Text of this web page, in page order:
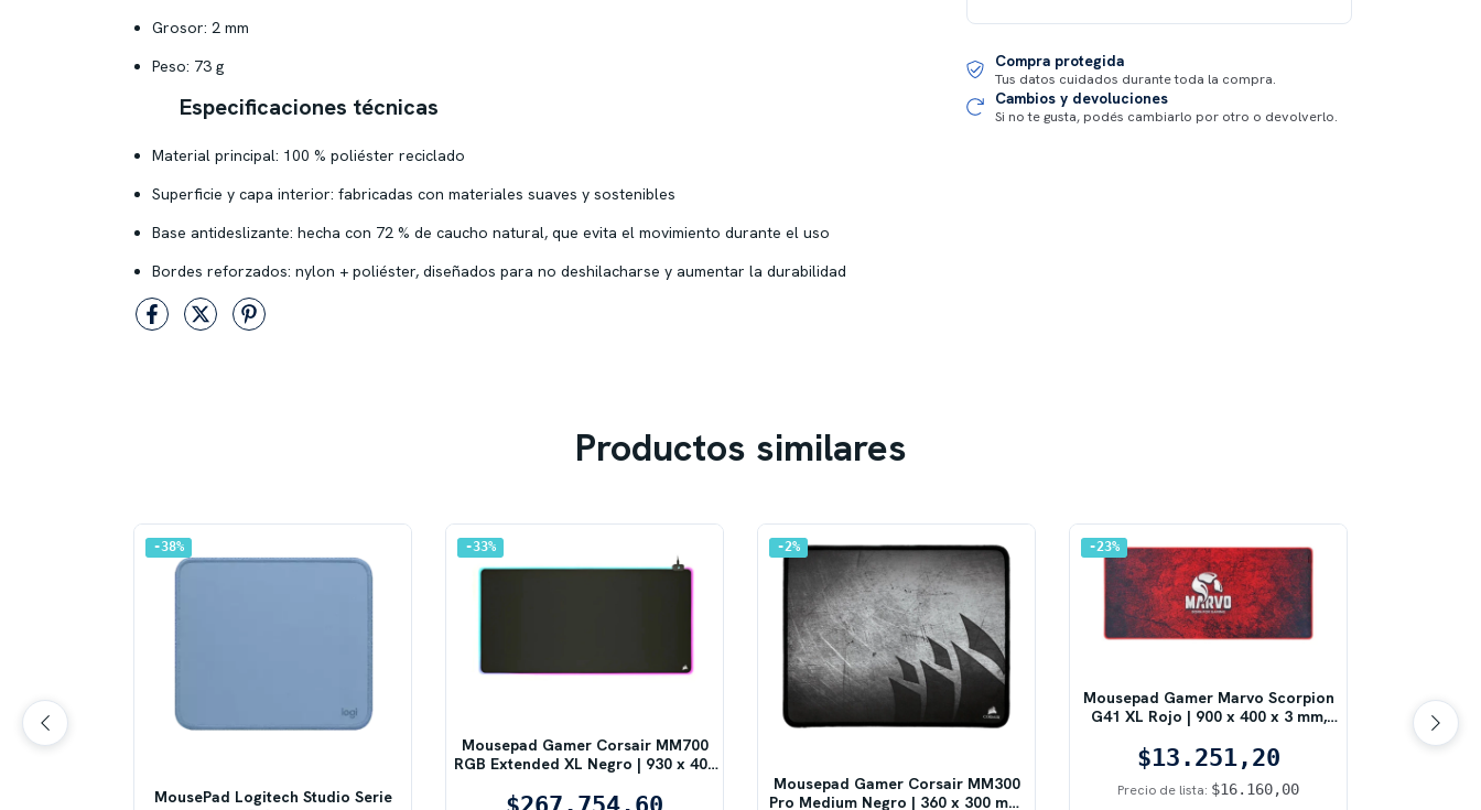
Grosor: 2 mm
Peso: 73 g
Especificaciones técnicas
Material principal: 100 % poliéster reciclado
Superficie y capa interior: fabricadas con materiales suaves y sostenibles
Base antideslizante: hecha con 72 % de caucho natural, que evita el movimiento durante el uso
Bordes reforzados: nylon + poliéster, diseñados para no deshilacharse y aumentar la durabilidad
Compra protegida
Tus datos cuidados durante toda la compra.
Cambios y devoluciones
Si no te gusta, podés cambiarlo por otro o devolverlo.
Productos similares
38%
MousePad Logitech Studio Serie
33%
Mousepad Gamer Corsair MM700
RGB Extended XL Negro | 930 x 400
2%
Mousepad Gamer Corsair MM300
Pro Medium Negro | 360 x 300 mm,
23%
Mousepad Gamer Marvo Scorpion
G41 XL Rojo | 900 x 400 x 3 mm,
Antideslizante
$13.251,20
Precio de lista: $16.160,00